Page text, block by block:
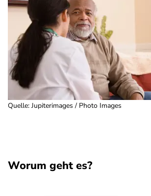
Quelle: Jupiterimages / Photo Images
Worum geht es?